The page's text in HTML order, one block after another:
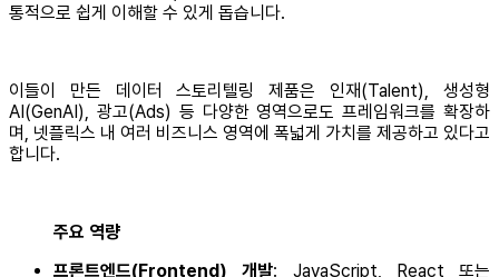
통적으로 쉽게 이해할 수 있게 돕습니다.
이들이 만든 데이터 스토리텔링 제품은 인재(Talent), 생성형
AI(GenAI), 광고(Ads) 등 다양한 영역으로도 프레임워크를 확장하
며, 넷플릭스 내 여러 비즈니스 영역에 폭넓게 가치를 제공하고 있다고
합니다.
주요 역량
프론트엔드(Frontend) 개발: JavaScript, React 또는